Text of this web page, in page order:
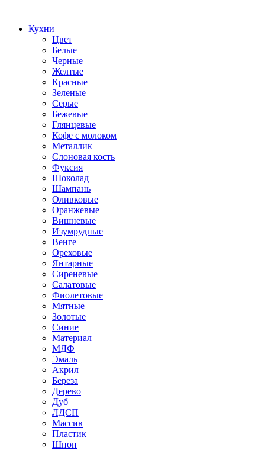
Кухни
Цвет
Белые
Черные
Желтые
Красные
Зеленые
Серые
Бежевые
Глянцевые
Кофе с молоком
Металлик
Слоновая кость
Фуксия
Шоколад
Шампань
Оливковые
Оранжевые
Вишневые
Изумрудные
Венге
Ореховые
Янтарные
Сиреневые
Салатовые
Фиолетовые
Мятные
Золотые
Синие
Материал
МДФ
Эмаль
Акрил
Береза
Дерево
Дуб
ЛДСП
Массив
Пластик
Шпон